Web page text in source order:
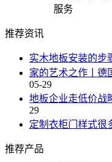
服务
推荐资讯
实木地板安装的步
家的艺术之作丨德
05-29
地板企业走低价战
29
定制衣柜门样式很
推荐产品